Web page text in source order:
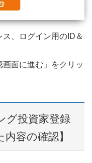
、ログイン用のID＆
面に進む」をクリッ
グ投資家登録
容の確認】